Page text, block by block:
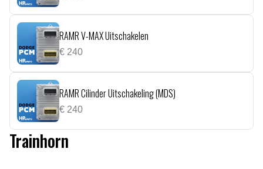
RAMR V-MAX Uitschakelen
€ 240
RAMR Cilinder Uitschakeling (MDS)
€ 240
Trainhorn